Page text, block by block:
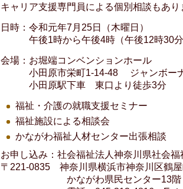
キャリア支援専門員による個別相談もあり
日時：令和元年7月25日（木曜日）
午後1時から午後4時（午後12時30分
会場：お堀端コンベンションホール
小田原市栄町1-14-48 ジャンボーナ
小田原駅下車 東口より徒歩3分
福祉・介護の就職支援セミナー
福祉施設による相談会
かながわ福祉人材センター出張相談
お申し込み：社会福祉法人神奈川県社会
〒221-0835 神奈川県横浜市神奈川区鶴
かながわ県民センター13階